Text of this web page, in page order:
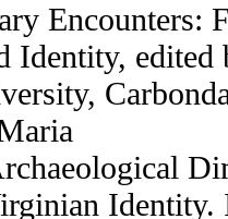
Encounters:
Identity,
Identity.